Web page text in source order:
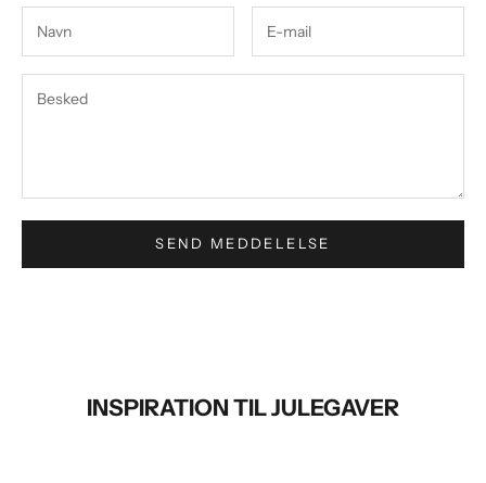
SEND MEDDELELSE
INSPIRATION TIL JULEGAVER